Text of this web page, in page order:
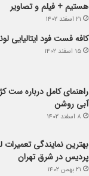
هستیم + فیلم و تصاویر
۲۱ اسفند ۱۴۰۲
کافه فست فود ایتالیایی
۱۵ اسفند ۱۴۰۲
راهنمای کامل درباره ست
آبی روشن
۸ اسفند ۱۴۰۲
بهترین نمایندگی
پردیس در شرق تهران
۲۱ بهمن ۱۴۰۲